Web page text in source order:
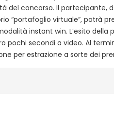
del concorso. Il partecipante,
“portafoglio virtuale”, potrà
instant win. L’esito della
pochi secondi a video. Al
per estrazione a sorte dei